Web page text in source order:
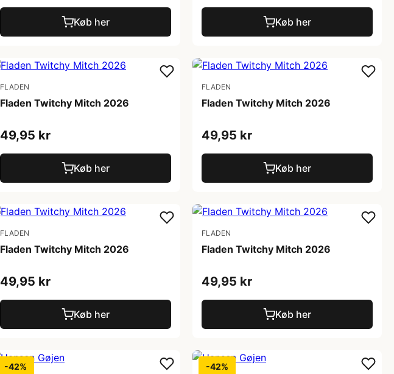
Køb her Køb her
FLADEN
Fladen Twitchy Mitch 2026
49,95 kr
Køb her
FLADEN
Fladen Twitchy Mitch 2026
49,95 kr
Køb her
FLADEN
Fladen Twitchy Mitch 2026
49,95 kr
Køb her
FLADEN
Fladen Twitchy Mitch 2026
49,95 kr
Køb her
-42% -42%